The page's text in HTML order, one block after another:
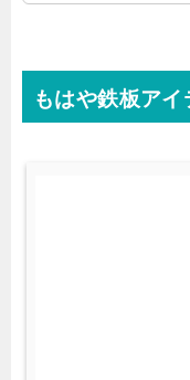
もはや鉄板アイ